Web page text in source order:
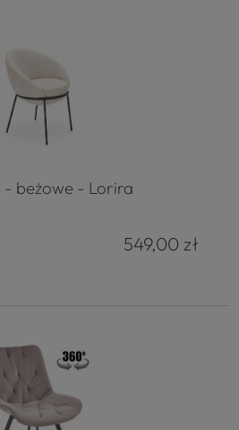
- beżowe - Lorira
549,00 zł